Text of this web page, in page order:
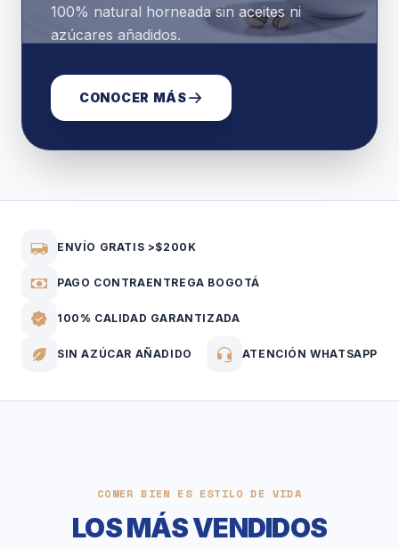
100% natural horneada sin aceites ni
azúcares añadidos.
CONOCER MÁS
ENVÍO GRATIS >$200K
PAGO CONTRAENTREGA BOGOTÁ
100% CALIDAD GARANTIZADA
SIN AZÚCAR AÑADIDO ATENCIÓN WHATSAPP
COMER BIEN ES ESTILO DE VIDA
LOS MÁS VENDIDOS